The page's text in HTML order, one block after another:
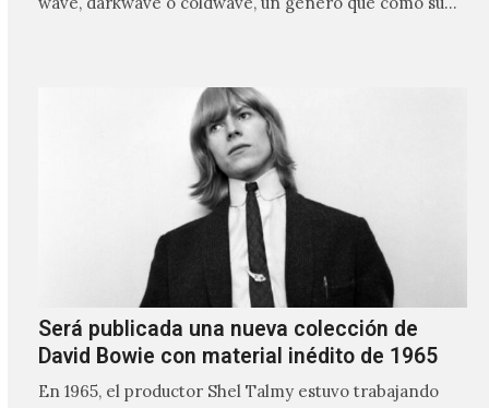
Será publicada una nueva colección de
David Bowie con material inédito de 1965
En 1965, el productor Shel Talmy estuvo trabajando